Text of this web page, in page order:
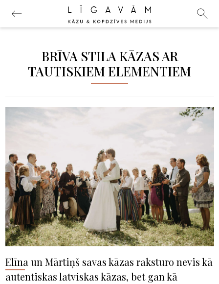
BRĪVA STILA KĀZAS AR
TAUTISKIEM ELEMENTIEM
Elīna un Mārtiņš savas kāzas raksturo nevis kā
autentiskas latviskas kāzas, bet gan kā